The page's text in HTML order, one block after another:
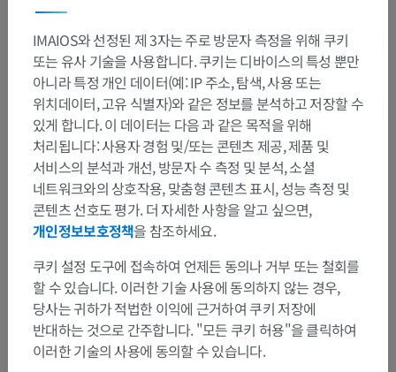
동물 비교 해부학
번역
문제를 발견하셨나요?
수정이나, 번역 또는 콘텐츠 개선에 제안이 있으면 언제든
연락 주세요.
문제 보고
앱 다운로드
IMAIOS와 선정된 제 3자는 주로 방문자 측정을 위해 쿠키
또는 유사 기술을 사용합니다. 쿠키는 디바이스의 특성 뿐만
아니라 특정 개인 데이터(예: IP 주소, 탐색, 사용 또는
위치데이터, 고유 식별자)와 같은 정보를 분석하고 저장할 수
있게 합니다. 이 데이터는 다음 과 같은 목적을 위해
처리됩니다: 사용자 경험 및/또는 콘텐츠 제공, 제품 및
서비스의 분석과 개선, 방문자 수 측정 및 분석, 소셜
네트워크와의 상호작용, 맞춤형 콘텐츠 표시, 성능 측정 및
콘텐츠 선호도 평가. 더 자세한 사항을 알고 싶으면,
개인정보보호정책을 참조하세요.
쿠키 설정 도구에 접속하여 언제든 동의나 거부 또는 철회를
할 수 있습니다. 이러한 기술 사용에 동의하지 않는 경우,
당사는 귀하가 적법한 이익에 근거하여 쿠키 저장에
반대하는 것으로 간주합니다. "모든 쿠키 허용"을 클릭하여
이러한 기술의 사용에 동의할 수 있습니다.